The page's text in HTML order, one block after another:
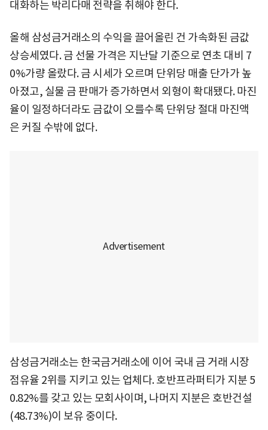
대화하는 박리다매 전략을 취해야 한다.
올해 삼성금거래소의 수익을 끌어올린 건 가속화된 금값
상승세였다. 금 선물 가격은 지난달 기준으로 연초 대비 7
0%가량 올랐다. 금 시세가 오르며 단위당 매출 단가가 높
아졌고, 실물 금 판매가 증가하면서 외형이 확대됐다. 마진
율이 일정하더라도 금값이 오를수록 단위당 절대 마진액
은 커질 수밖에 없다.
삼성금거래소는 한국금거래소에 이어 국내 금 거래 시장
점유율 2위를 지키고 있는 업체다. 호반프라퍼티가 지분 5
0.82%를 갖고 있는 모회사이며, 나머지 지분은 호반건설
(48.73%)이 보유 중이다.